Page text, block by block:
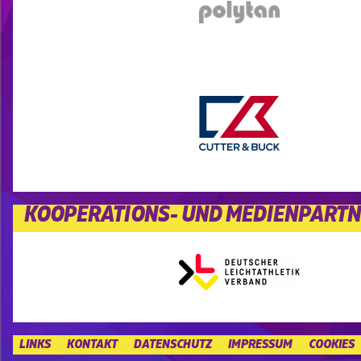
KOOPERATIONS- UND
LINKS KONTAKT DATENSCHUTZ IMPRESSUM COOKIES